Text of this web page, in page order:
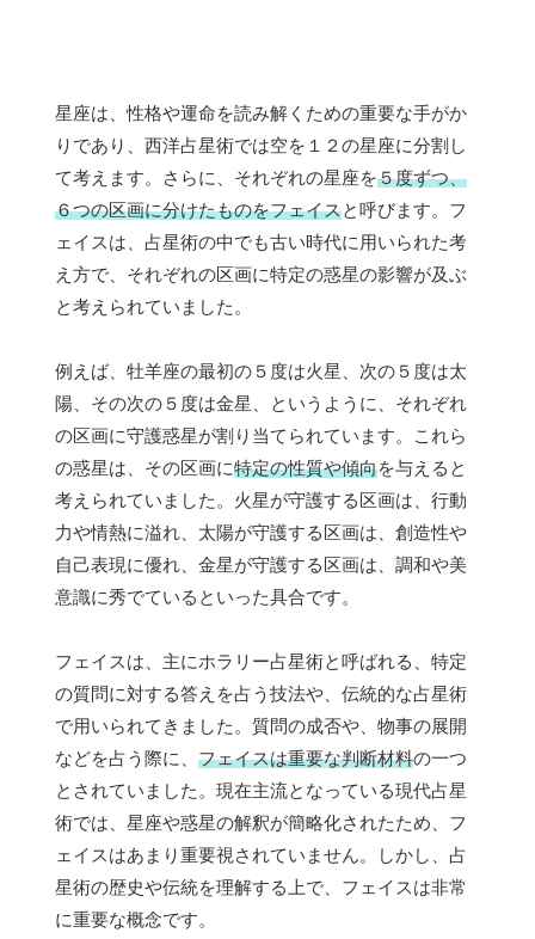
星座は、性格や運命を読み解くための重要な手がか
りであり、西洋占星術では空を１２の星座に分割し
て考えます。さらに、それぞれの星座を５度ずつ、
６つの区画に分けたものをフェイスと呼びます。フ
ェイスは、占星術の中でも古い時代に用いられた考
え方で、それぞれの区画に特定の惑星の影響が及ぶ
と考えられていました。
例えば、牡羊座の最初の５度は火星、次の５度は太
陽、その次の５度は金星、というように、それぞれ
の区画に守護惑星が割り当てられています。これら
の惑星は、その区画に特定の性質や傾向を与えると
考えられていました。火星が守護する区画は、行動
力や情熱に溢れ、太陽が守護する区画は、創造性や
自己表現に優れ、金星が守護する区画は、調和や美
意識に秀でているといった具合です。
フェイスは、主にホラリー占星術と呼ばれる、特定
の質問に対する答えを占う技法や、伝統的な占星術
で用いられてきました。質問の成否や、物事の展開
などを占う際に、 フェイスは重要な判断材料の一つ
とされていました。現在主流となっている現代占星
術では、星座や惑星の解釈が簡略化されたため、フ
ェイスはあまり重要視されていません。しかし、占
星術の歴史や伝統を理解する上で、フェイスは非常
に重要な概念です。